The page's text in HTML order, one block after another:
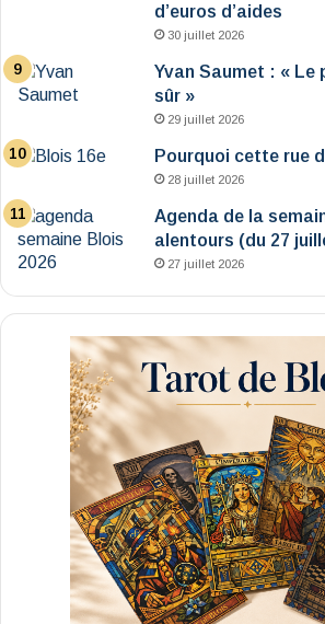
d’euros d’aides
30 juillet 2026
Yvan Saumet : « Le
sûr »
29 juillet 2026
Pourquoi cette rue
28 juillet 2026
Agenda de la
alentours (du 27
27 juillet 2026